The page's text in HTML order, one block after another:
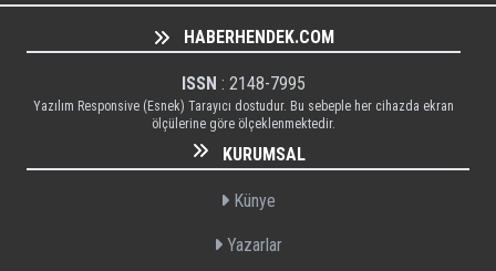
HABERHENDEK.COM
ISSN : 2148-7995
Yazılım Responsive (Esnek) Tarayıcı dostudur. Bu sebeple her cihazda ekran
ölçülerine göre ölçeklenmektedir.
KURUMSAL
Künye
Yazarlar